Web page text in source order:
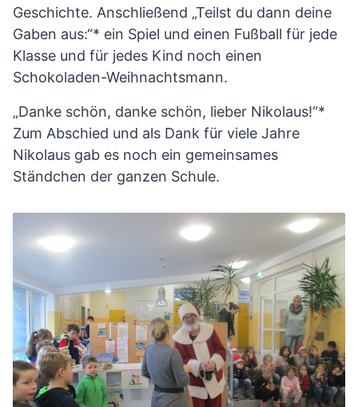
Geschichte. Anschließend „Teilst du dann deine
Gaben aus:“* ein Spiel und einen Fußball für jede
Klasse und für jedes Kind noch einen
Schokoladen-Weihnachtsmann.
„Danke schön, danke schön, lieber Nikolaus!“*
Zum Abschied und als Dank für viele Jahre
Nikolaus gab es noch ein gemeinsames
Ständchen der ganzen Schule.